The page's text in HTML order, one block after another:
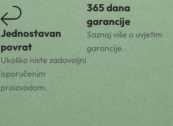
Jednostavan
povrat
Ukoliko niste zadovoljni
isporučenim
proizvodom.
365 dana
garancije
Saznaj više o uvjetim
garancije.